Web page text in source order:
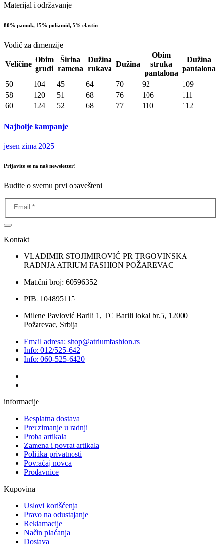
Materijal i održavanje
80% pamuk, 15% poliamid, 5% elastin
Vodič za dimenzije
Veličine
Obim
grudi
Širina
ramena
Dužina
rukava
Dužina
Obim
struka
pantalona
Dužina
pantalona
50
104 45 64 70 92
109
58
120 51 68 76 106
111
60
124 52 68 77 110 112
Najbolje kampanje
jesen zima 2025
Prijavite se na naš newsletter!
Budite o svemu prvi obavešteni
Kontakt
VLADIMIR STOJIMIROVIĆ PR TRGOVINSKA
RADNJA ATRIUM FASHION POŽAREVAC
Matični broj: 60596352
PIB: 104895115
Milene Pavlović Barili 1, TC Barili lokal br.5, 12000
Požarevac, Srbija
Email adresa: shop@atriumfashion.rs
Info: 012/525-642
Info: 060-525-6420
informacije
Besplatna dostava
Preuzimanje u radnji
Proba artikala
Zamena i povrat artikala
Politika privatnosti
Povraćaj novca
Prodavnice
Kupovina
Uslovi korišćenja
Pravo na odustajanje
Reklamacije
Način plaćanja
Dostava